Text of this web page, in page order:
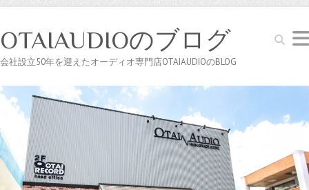
Search
OTAIAUDIOのブログ
会社設立50年を迎えたオーディオ専門店OTAIAUDIOのBLOG